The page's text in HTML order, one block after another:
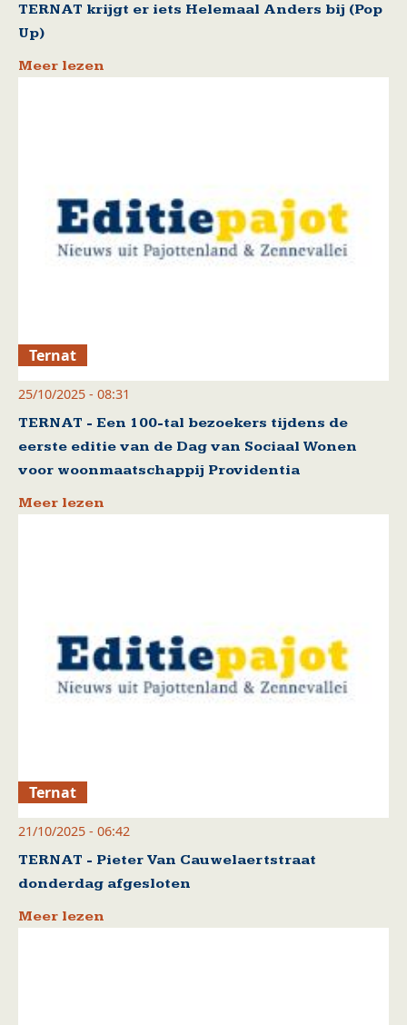
TERNAT krijgt er iets Helemaal Anders bij (Pop
Up)
Meer lezen
Ternat
25/10/2025 - 08:31
TERNAT - Een 100-tal bezoekers tijdens de
eerste editie van de Dag van Sociaal Wonen
voor woonmaatschappij Providentia
Meer lezen
Ternat
21/10/2025 - 06:42
TERNAT - Pieter Van Cauwelaertstraat
donderdag afgesloten
Meer lezen